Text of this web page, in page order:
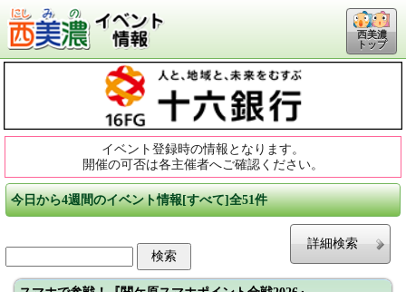
西美濃
トップ
イベント登録時の情報となります。
開催の可否は各主催者へご確認ください。
今日から4週間のイベント情報[すべて]全51件
詳細検索